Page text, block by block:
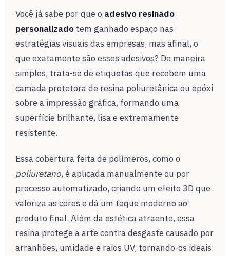
Você já sabe por que o adesivo resinado
personalizado tem ganhado espaço nas
estratégias visuais das empresas, mas afinal, o
que exatamente são esses adesivos? De maneira
simples, trata-se de etiquetas que recebem uma
camada protetora de resina poliuretânica ou epóxi
sobre a impressão gráfica, formando uma
superfície brilhante, lisa e extremamente
resistente.
Essa cobertura feita de polímeros, como o
poliuretano, é aplicada manualmente ou por
processo automatizado, criando um efeito 3D que
valoriza as cores e dá um toque moderno ao
produto final. Além da estética atraente, essa
resina protege a arte contra desgaste causado por
arranhões, umidade e raios UV, tornando-os ideais